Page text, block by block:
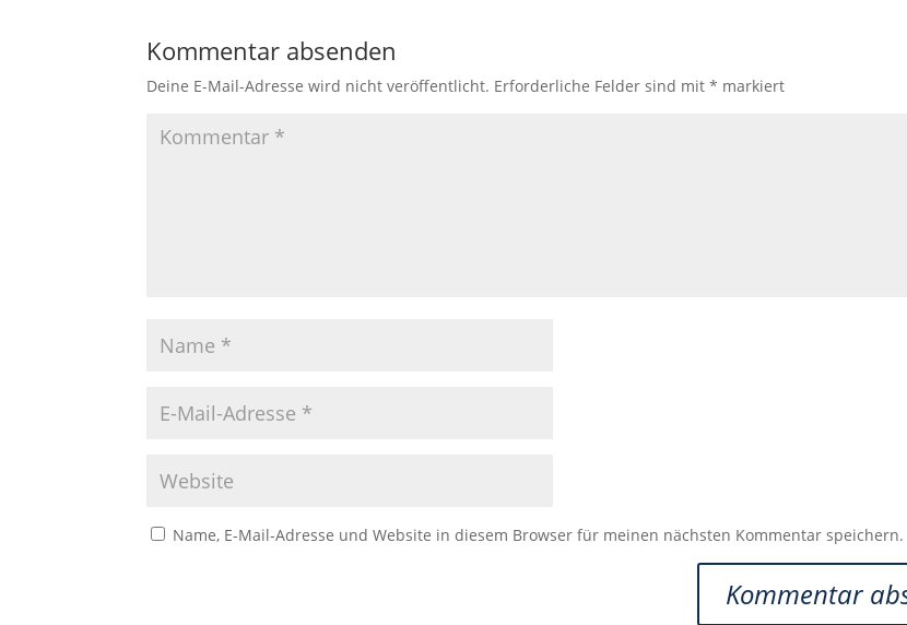
Kommentar absenden
Deine E-Mail-Adresse wird nicht veröffentlicht. Erforderliche Felder sind mit* markiert
Name, E-Mail-Adresse und Website in diesem Browser für meinen nächsten Kommentar speichern.